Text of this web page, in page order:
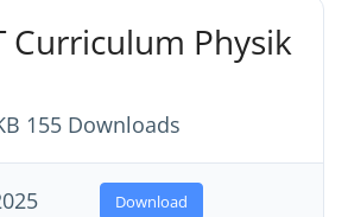
Curriculum Physik
155 Downloads
Download